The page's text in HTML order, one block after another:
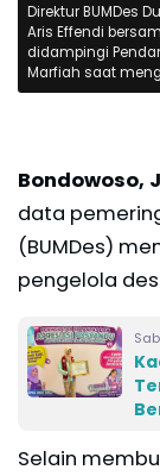
Direktur BUMDes
Aris Effendi
didampingi
Marfiah saat
Bondowoso,
data
(BUMDes)
pengelola
Selain